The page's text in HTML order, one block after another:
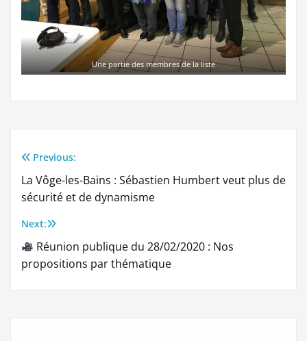
Une partie des membres de la liste
Navigation
de
l’article
Previous:
La Vôge-les-Bains : Sébastien Humbert veut plus de
sécurité et de dynamisme
Next:
Réunion publique du 28/02/2020 : Nos
propositions par thématique